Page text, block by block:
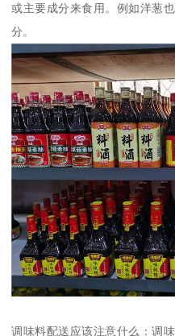
或主要成分来食用。例如洋葱
分。
调味料配送应该注意什么：调